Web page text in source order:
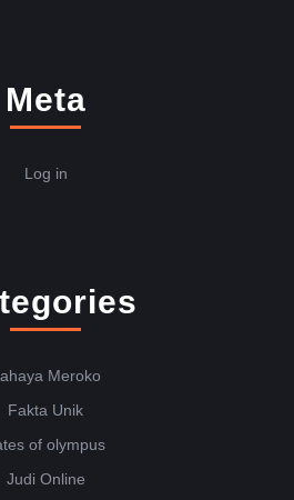
Meta
Log in
Meroko
Fakta Unik
of olympus
Judi Online